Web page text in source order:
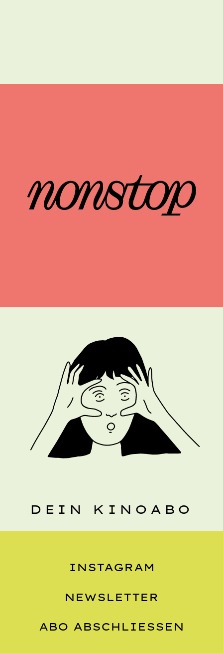
DEIN KINOABO
INSTAGRAM
NEWSLETTER
ABO ABSCHLIESSEN